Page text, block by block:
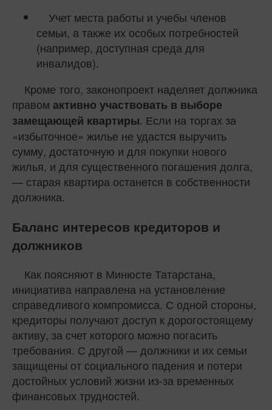
Учет места работы и учебы членов
семьи, а также их особых потребностей
(например, доступная среда для
инвалидов).
Кроме того, законопроект наделяет должника
правом активно участвовать в выборе
замещающей квартиры. Если на торгах за
«избыточное» жилье не удастся выручить
сумму, достаточную и для покупки нового
жилья, и для существенного погашения долга,
— старая квартира останется в собственности
должника.
Баланс интересов кредиторов и
должников
Как поясняют в Минюсте Татарстана,
инициатива направлена на установление
справедливого компромисса. С одной стороны,
кредиторы получают доступ к дорогостоящему
активу, за счет которого можно погасить
требования. С другой — должники и их семьи
защищены от социального падения и потери
достойных условий жизни из-за временных
финансовых трудностей.